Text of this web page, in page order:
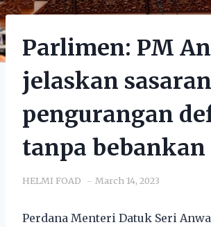
Parlimen: PM
jelaskan sasaran
pengurangan
tanpa
HELMI FOAD March 14, 2023
Perdana Menteri Datuk Seri